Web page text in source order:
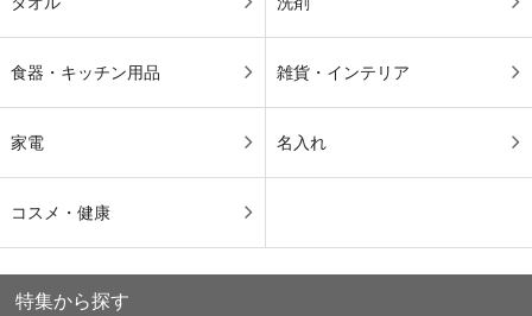
食器・キッチン用品 雑貨・インテリア
家電 名入れ
コスメ・健康
特集から探す